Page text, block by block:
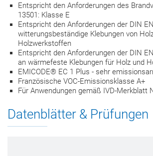
Entspricht den Anforderungen des
13501: Klasse E
Entspricht den Anforderungen der DIN
witterungsbeständige Klebungen von
Holzwerkstoffen
Entspricht den Anforderungen der DIN
an wärmefeste Klebungen für Holz und
EMICODE® EC 1 Plus - sehr
Französische VOC-Emissionsklasse A+
Für Anwendungen gemäß IVD-Merkblatt
Datenblätter & Prüfungen